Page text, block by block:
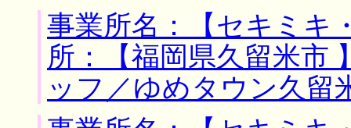
事業所名：【セキミ
所：【福岡県久留米市
ッフ／ゆめタウン久留